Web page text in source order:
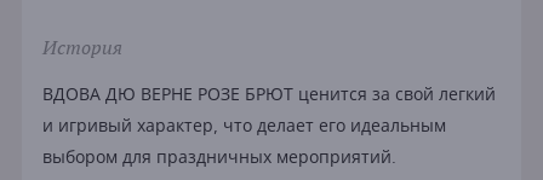
История
ВДОВА ДЮ ВЕРНЕ РОЗЕ БРЮТ ценится за свой легкий
и игривый характер, что делает его идеальным
выбором для праздничных мероприятий.